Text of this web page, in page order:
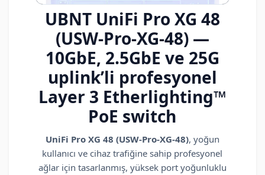
UBNT UniFi Pro XG 48
(USW-Pro-XG-48) —
10GbE, 2.5GbE ve 25G
uplink’li profesyonel
Layer 3 Etherlighting™
PoE switch
UniFi Pro XG 48 (USW-Pro-XG-48), yoğun
kullanıcı ve cihaz trafiğine sahip profesyonel
ağlar için tasarlanmış, yüksek port yoğunluklu